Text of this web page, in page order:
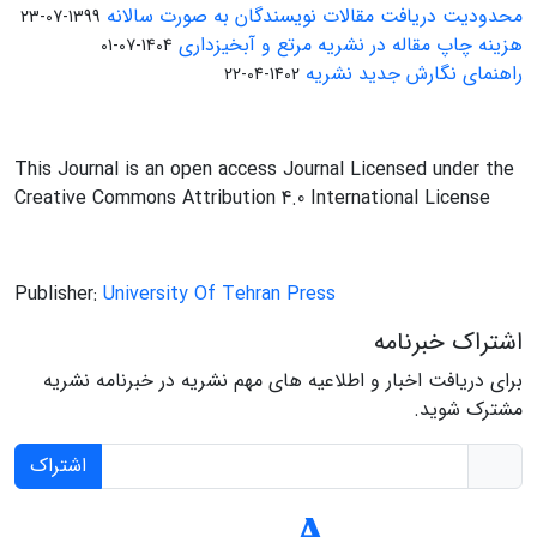
محدودیت دریافت مقالات نویسندگان به صورت سالانه 1399-07-23
هزینه چاپ مقاله در نشریه مرتع و آبخیزداری 1404-07-01
راهنمای نگارش جدید نشریه 1402-04-22
This Journal is an open access Journal Licensed under the
Creative Commons Attribution 4.0 International License
Publisher: University Of Tehran Press
اشتراک خبرنامه
برای دریافت اخبار و اطلاعیه های مهم نشریه در خبرنامه نشریه
مشترک شوید.
اشتراک